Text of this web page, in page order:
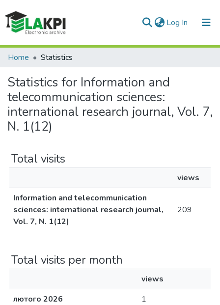
Log In (current)
Communities & Collections
All of DSpace
Home Statistics
Statistics for Information and
telecommunication sciences:
international research journal, Vol. 7,
N. 1(12)
Total visits
views
Information and telecommunication
sciences: international research journal,
Vol. 7, N. 1(12)
209
Total visits per month
views
лютого 2026
1